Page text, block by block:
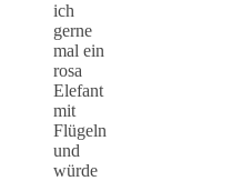
ich
gerne
mal ein
rosa
Elefant
mit
Flügeln
und
würde